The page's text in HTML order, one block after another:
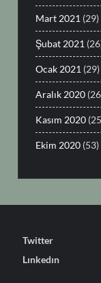
Mart 2021 (29)
Şubat 2021
Ocak 2021 (29)
Aralık 2020
Kasım 2020
Ekim 2020 (53)
Twitter
Lınkedın